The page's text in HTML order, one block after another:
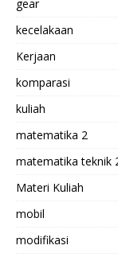
gear
kecelakaan
Kerjaan
komparasi
kuliah
matematika 2
matematika teknik
Materi Kuliah
mobil
modifikasi